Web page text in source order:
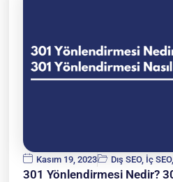
Kasım 19, 2023 Dış SEO, İç SEO
301 Yönlendirmesi Nedir?